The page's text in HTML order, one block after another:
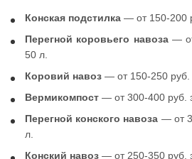
Конская подстилка — от 150-200
Перегной коровьего навоза— от
50 л.
Коровий навоз — от 150-250 руб.
Вермикомпост — от 300-400 руб.
Перегной конского навоза — от
л.
Конский навоз — от 250-350 руб.